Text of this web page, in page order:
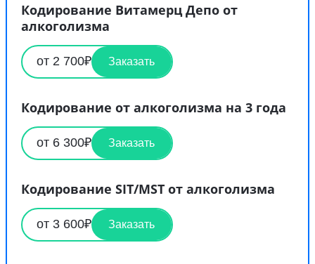
Кодирование Витамерц Депо от
алкоголизма
от 2 700₽ Заказать
Кодирование от алкоголизма на 3 года
от 6 300₽ Заказать
Кодирование SIT/MST от алкоголизма
от 3 600₽ Заказать